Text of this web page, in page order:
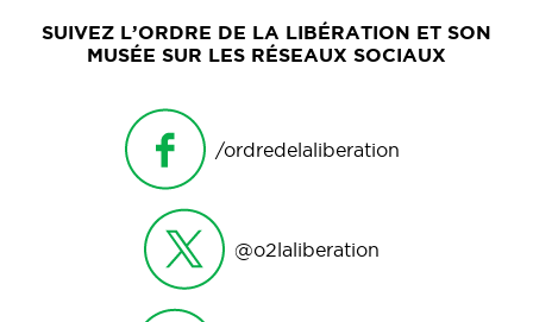
SUIVEZ L’ORDRE DE LA LIBÉRATION ET SON
MUSÉE SUR LES RÉSEAUX SOCIAUX
/ordredelaliberation
@o2laliberation